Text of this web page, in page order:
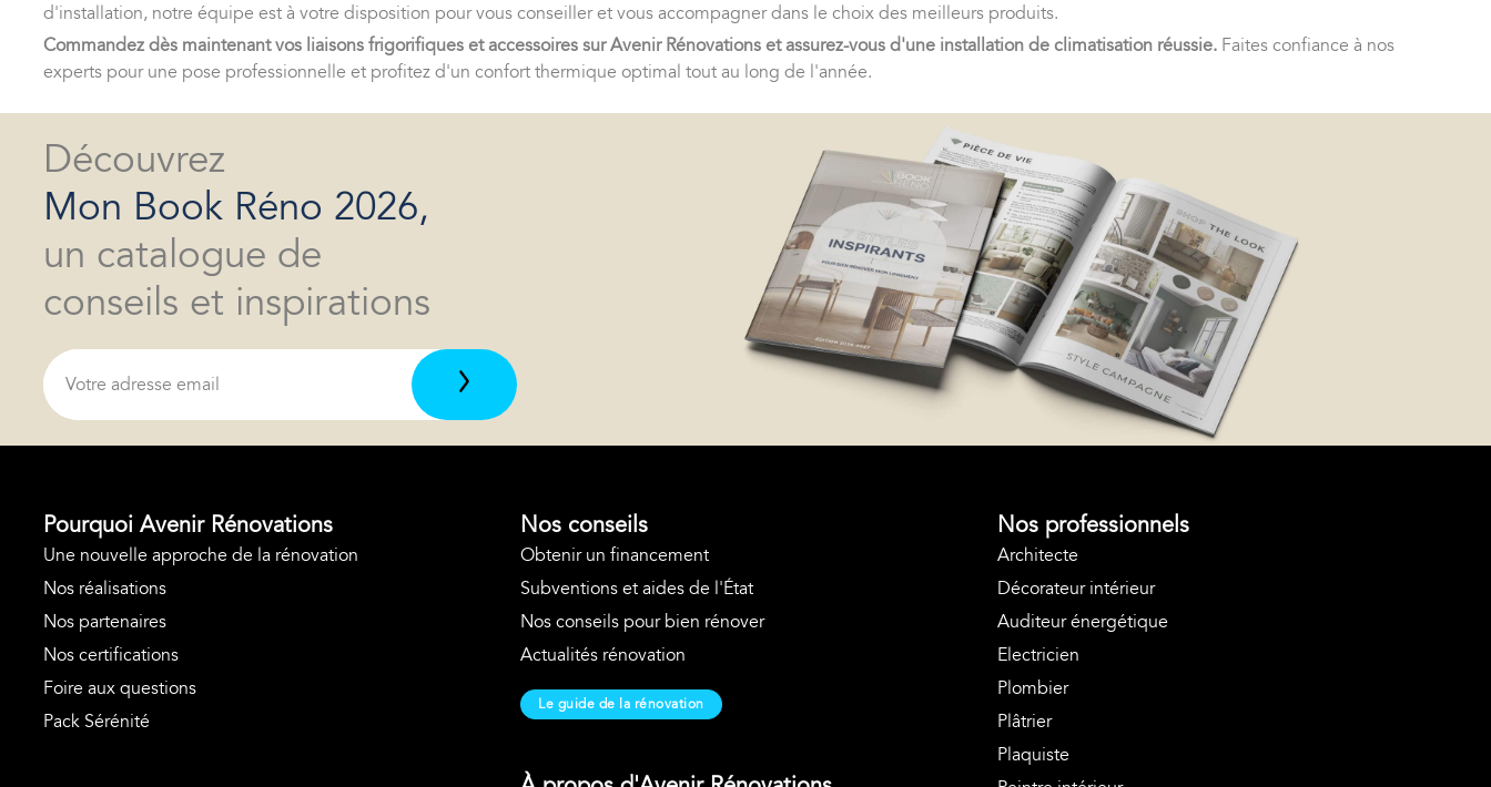
d'installation, notre équipe est à votre disposition pour vous conseiller et vous accompagner dans le choix des meilleurs produits.
Commandez dès maintenant vos liaisons frigorifiques et accessoires sur Avenir Rénovations et assurez-vous d'une installation de climatisation réussie. Faites confiance à nos
experts pour une pose professionnelle et profitez d'un confort thermique optimal tout au long de l'année.
Découvrez
Mon Book Réno 2026,
un catalogue de
conseils et inspirations
Pourquoi Avenir Rénovations
Une nouvelle approche de la rénovation
Nos réalisations
Nos partenaires
Nos certifications
Foire aux questions
Pack Sérénité
Nos conseils
Obtenir un financement
Subventions et aides de l'État
Nos conseils pour bien rénover
Actualités rénovation
Le guide de la rénovation
Nos professionnels
Architecte
Décorateur intérieur
Auditeur énergétique
Electricien
Plombier
Plâtrier
Plaquiste